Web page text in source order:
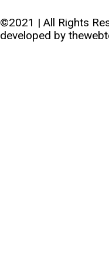
©2021 | All Rights
developed by